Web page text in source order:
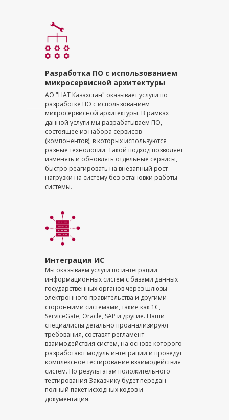
Мы оказываем услуги по интеграции
информационных систем с базами данных
государственных органов через шлюзы
электронного правительства и другими
сторонними системами, такие как 1C,
ServiceGate, Oracle, SAP и другие. Наши
специалисты детально проанализируют
требования, составят регламент
взаимодействия систем, на основе которого
разработают модуль интеграции и проведут
комплексное тестирование взаимодействия
систем. По результатам положительного
тестирования Заказчику будет передан
полный пакет исходных кодов и
документация.
АО "НАТ Казахстан" оказывает услуги по
разработке ПО с использованием
микросервисной архитектуры. В рамках
данной услуги мы разрабатываем ПО,
состоящее из набора сервисов
(компонентов), в которых используются
разные технологии. Такой подход позволяет
изменять и обновлять отдельные сервисы,
быстро реагировать на внезапный рост
нагрузки на систему без остановки работы
системы.
Разработка ПО с использованием
микросервисной архитектуры
Интеграция ИС